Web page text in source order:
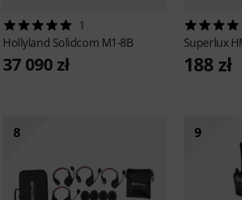
1
Hollyland Solidcom M1-8B
37 090 zł
Superlux
188 zł
8 9